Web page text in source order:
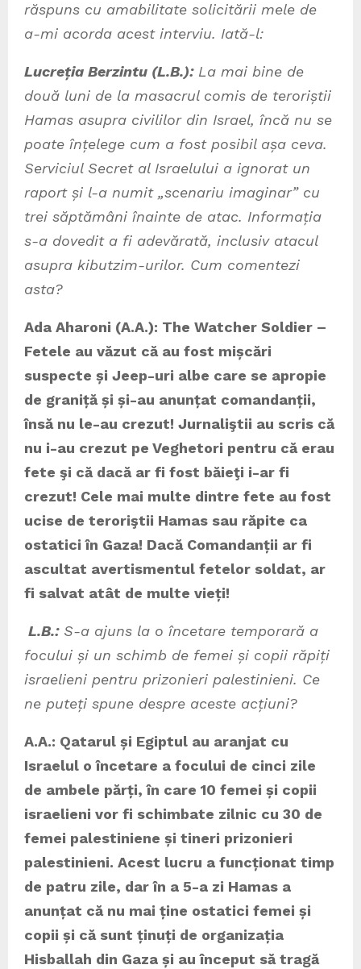
răspuns cu amabilitate solicitării mele de
a-mi acorda acest interviu. Iată-l:
Lucreția Berzintu (L.B.):La mai bine de
două luni de la masacrul comis de teroriștii
Hamas asupra civililor din Israel, încă nu se
poate înțelege cum a fost posibil așa ceva.
Serviciul Secret al Israelului a ignorat un
raport și l-a numit „scenariu imaginar” cu
trei săptămâni înainte de atac. Informația
s-a dovedit a fi adevărată, inclusiv atacul
asupra kibutzim-urilor. Cum comentezi
asta?
Ada Aharoni (A.A.): The Watcher Soldier –
Fetele au văzut că au fost mișcări
suspecte și Jeep-uri albe care se apropie
de graniță și și-au anunțat comandanții,
însă nu le-au crezut! Jurnaliştii au scris că
nu i-au crezut pe Veghetori pentru că erau
fete şi că dacă ar fi fost băieţi i-ar fi
crezut! Cele mai multe dintre fete au fost
ucise de teroriştii Hamas sau răpite ca
ostatici în Gaza! Dacă Comandanții ar fi
ascultat avertismentul fetelor soldat, ar
fi salvat atât de multe vieți!
L.B.:S-a ajuns la o încetare temporară a
focului și un schimb de femei și copii răpiți
israelieni pentru prizonieri palestinieni. Ce
ne puteți spune despre aceste acțiuni?
A.A.: Qatarul și Egiptul au aranjat cu
Israelul o încetare a focului de cinci zile
de ambele părți, în care 10 femei și copii
israelieni vor fi schimbate zilnic cu 30 de
femei palestiniene și tineri prizonieri
palestinieni. Acest lucru a funcționat timp
de patru zile, dar în a 5-a zi Hamas a
anunțat că nu mai ține ostatici femei și
copii și că sunt ținuți de organizația
Hisballah din Gaza și au început să tragă